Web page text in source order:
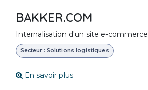
BAKKER.COM
Internalisation d'un site e-commerce
Secteur : Solutions logistiques
En savoir plus